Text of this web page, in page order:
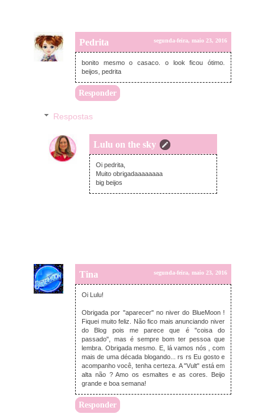
Pedrita segunda-feira, maio 23, 2016
bonito mesmo o casaco. o look ficou ótimo.
beijos, pedrita
Responder
Respostas
Lulu on the sky
terça-feira, maio 24, 2016
Oi pedrita,
Muito obrigadaaaaaaaa
big beijos
Tina segunda-feira, maio 23, 2016
Oi Lulu!
Obrigada por "aparecer" no niver do BlueMoon !
Fiquei muito feliz. Não fico mais anunciando niver
do Blog pois me parece que é "coisa do
passado", mas é sempre bom ter pessoa que
lembra. Obrigada mesmo. E, lá vamos nós , com
mais de uma década blogando... rs rs Eu gosto e
acompanho você, tenha certeza. A "Vult" está em
alta não ? Amo os esmaltes e as cores. Beijo
grande e boa semana!
Responder